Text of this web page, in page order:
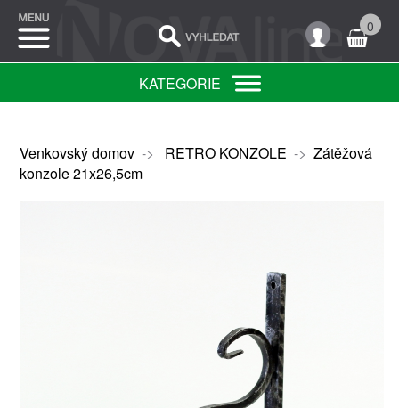
0
KATEGORIE
Venkovský domov-> RETRO KONZOLE -> Zátěžová
konzole 21x26,5cm